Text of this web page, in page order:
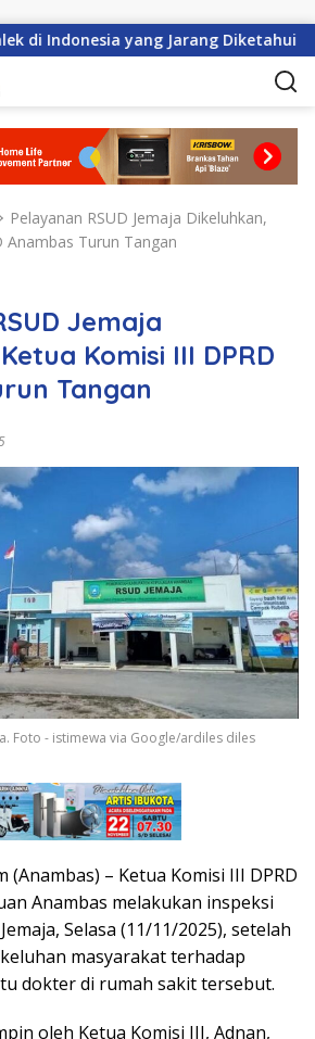
Indonesia yang Jarang Diketahui
Pelayanan RSUD Jemaja Dikeluhkan,
Anambas Turun Tangan
Jemaja
Komisi III DPRD
Tangan
Foto - istimewa via Google/ardiles diles
(Anambas) – Ketua Komisi III DPRD
Anambas melakukan inspeksi
Selasa (11/11/2025), setelah
masyarakat terhadap
dokter di rumah sakit tersebut.
oleh Ketua Komisi III, Adnan,